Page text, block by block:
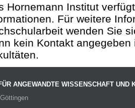
Hornemann Institut
Für weitere
wenden Sie
kein Kontakt
ANGEWANDTE WISSENSCHAFT UND